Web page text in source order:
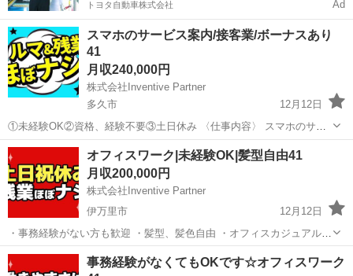
トヨタ自動車株式会社 Ad
スマホのサービス案内/接客業/ボーナスあり
41
月収240,000円
株式会社Inventive Partner
多久市
12月12日
①未経験OK②資格、経験不要③土日休み 〈仕事内容〉 スマホのサー
ビス案内、売り場作り ご自身の住まいから近い店舗で働くことが可能
です！ 〈勤務時間〉 09:00～18:00 10:00～19:00 1...
佐賀 多久市 未経験
オフィスワーク|未経験OK|髪型自由41
月収200,000円
株式会社Inventive Partner
伊万里市
12月12日
・事務経験がない方も歓迎 ・髪型、髪色自由 ・オフィスカジュアル
〈仕事内容〉 電話対応、書類作成、来客対応、事務全般 ※時期によっ
てメイン業務は異なります 繁忙期以外は電話、来客対応はそれほど多
佐賀 伊万里市 一般事務 未経験
事務経験がなくてもOKです☆オフィスワーク